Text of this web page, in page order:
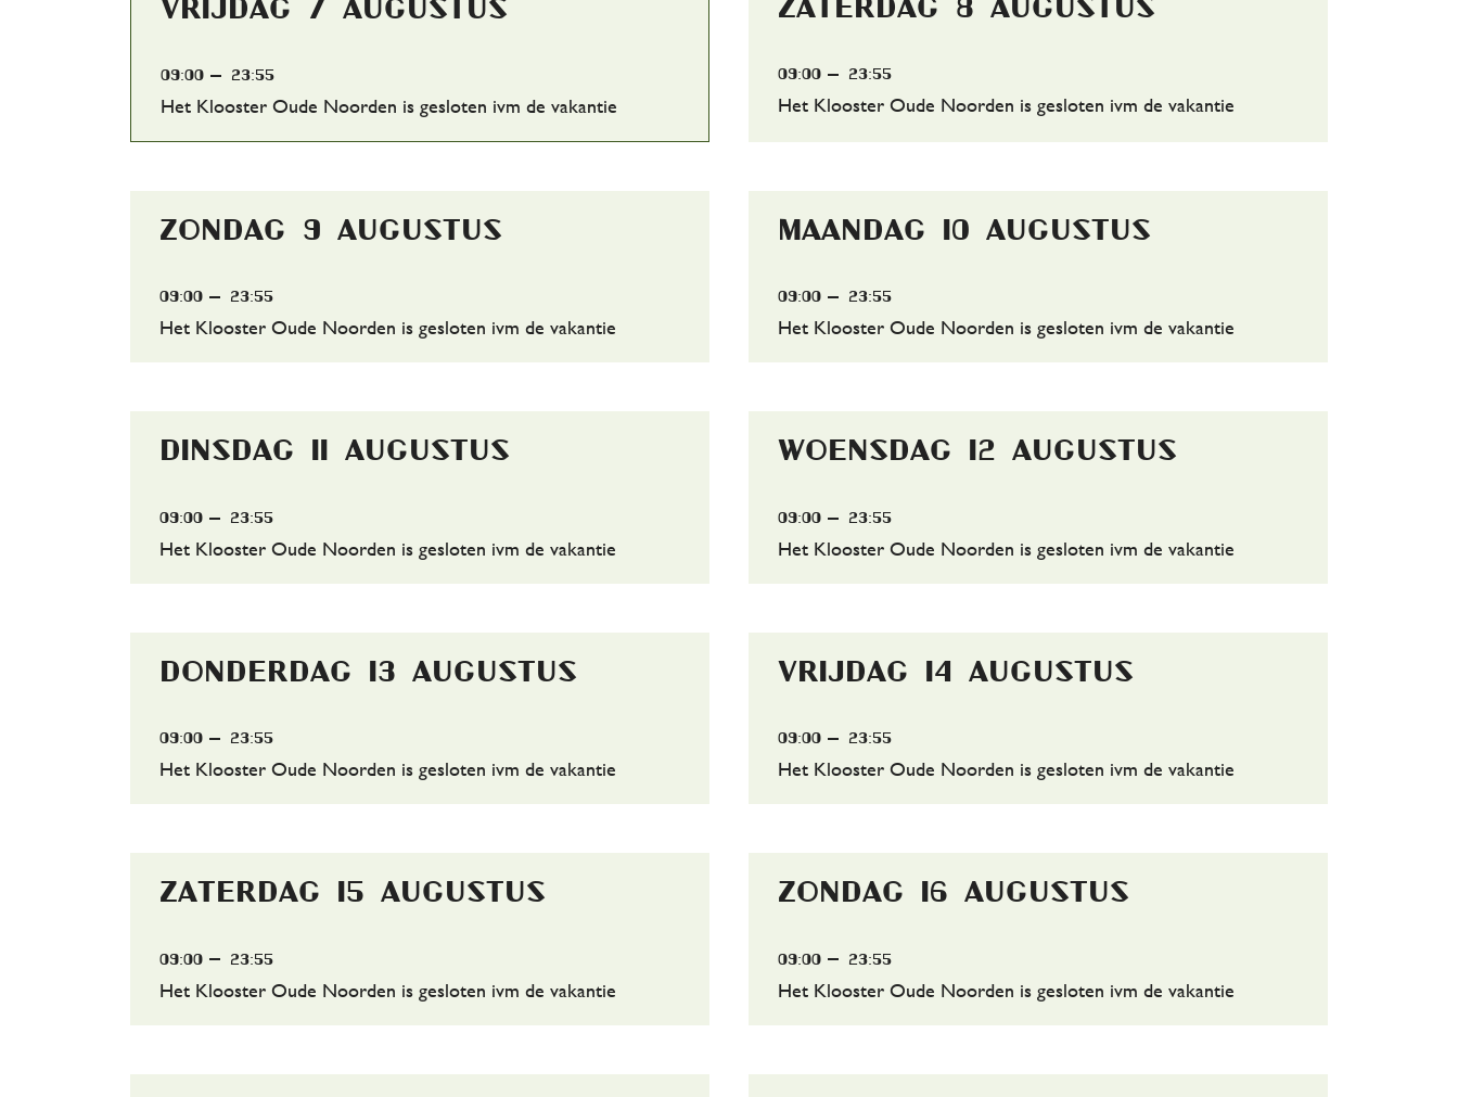
vrijdag 7 augustus
09:00 23:55
Het Klooster Oude Noorden is gesloten ivm de vakantie
zaterdag 8 augustus
09:00 23:55
Het Klooster Oude Noorden is gesloten ivm de vakantie
zondag 9 augustus
09:00 23:55
Het Klooster Oude Noorden is gesloten ivm de vakantie
maandag 10 augustus
09:00 23:55
Het Klooster Oude Noorden is gesloten ivm de vakantie
dinsdag 11 augustus
09:00 23:55
Het Klooster Oude Noorden is gesloten ivm de vakantie
woensdag 12 augustus
09:00 23:55
Het Klooster Oude Noorden is gesloten ivm de vakantie
donderdag 13 augustus
09:00 23:55
Het Klooster Oude Noorden is gesloten ivm de vakantie
vrijdag 14 augustus
09:00 23:55
Het Klooster Oude Noorden is gesloten ivm de vakantie
zaterdag 15 augustus
09:00 23:55
Het Klooster Oude Noorden is gesloten ivm de vakantie
zondag 16 augustus
09:00 23:55
Het Klooster Oude Noorden is gesloten ivm de vakantie